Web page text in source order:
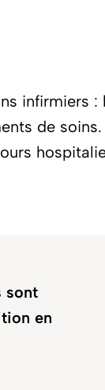
infirmiers
de
sont
en